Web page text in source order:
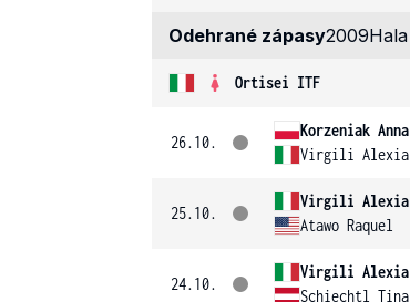
Odehrané zápasy2009Hala
Ortisei ITF
26.10.
Korzeniak Anna
Virgili Alexia
25.10.
Virgili Alexia
Atawo Raquel
24.10.
Virgili Alexia
Schiechtl Tina